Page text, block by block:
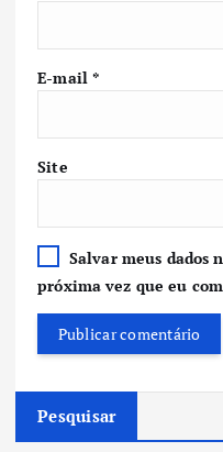
E-mail*
Site
Salvar meus dados
próxima vez que eu
Pesquisar